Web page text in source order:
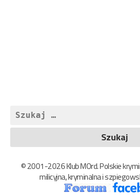
Szukaj:
© 2001-2026 Klub MOrd. Polskie
milicyjna, kryminalna i